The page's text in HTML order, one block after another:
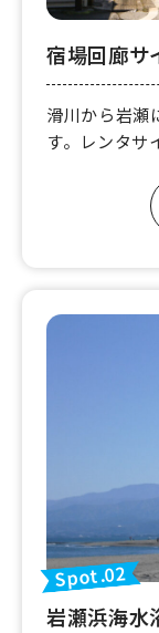
宿場回廊サ
滑川から岩瀬
す。レンタサ
Spot.02
岩瀬浜海水